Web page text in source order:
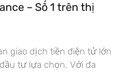
– Số 1 trên thị
giao dịch tiền điện tử lớn
tư lựa chọn. Với đa